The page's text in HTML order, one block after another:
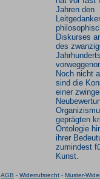
Jahren den
Diskurses
des
Noch nicht
sind die
einer
geprägten
Ontologie
ihrer
zumindest
Kunst.
AGB - Widerrufsrecht - Muster-